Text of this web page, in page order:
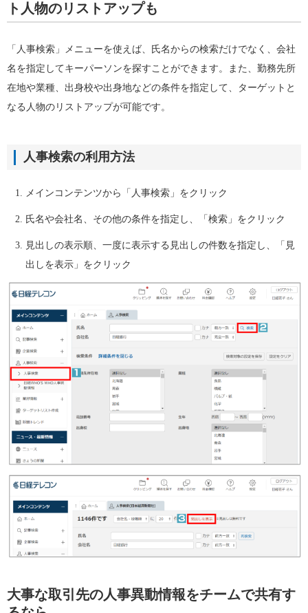
ト人物のリストアップも
「人事検索」メニューを使えば、氏名からの検索だけでなく、会社
名を指定してキーパーソンを探すことができます。また、勤務先所
在地や業種、出身校や出身地などの条件を指定して、ターゲットと
なる人物のリストアップが可能です。
人事検索の利用方法
メインコンテンツから「人事検索」をクリック
氏名や会社名、その他の条件を指定し、「検索」をクリック
見出しの表示順、一度に表示する見出しの件数を指定し、「見
出しを表示」をクリック
大事な取引先の人事異動情報をチームで共有す